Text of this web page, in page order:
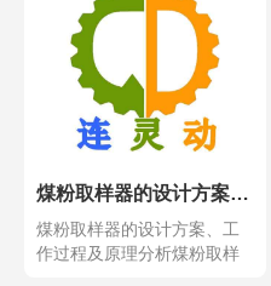
煤粉取样器的设计方案、工作过程及原理分析
煤粉取样器的设计方案、工
作过程及原理分析煤粉取样